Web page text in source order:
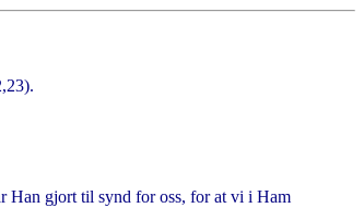
Han gjort til synd for oss, for at vi i Ham